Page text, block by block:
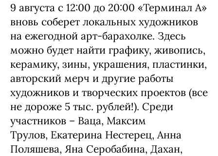
9 августа с 12:00 до 20:00 «Терминал А»
вновь соберет локальных художников
на ежегодной арт-барахолке. Здесь
можно будет найти графику, живопись,
керамику, зины, украшения, пластинки,
авторский мерч и другие работы
художников и творческих проектов (все
не дороже 5 тыс. рублей!). Среди
участников – Ваца, Максим
Трулов, Екатерина Нестерец, Анна
Поляшева, Яна Серобабина, Дахан,